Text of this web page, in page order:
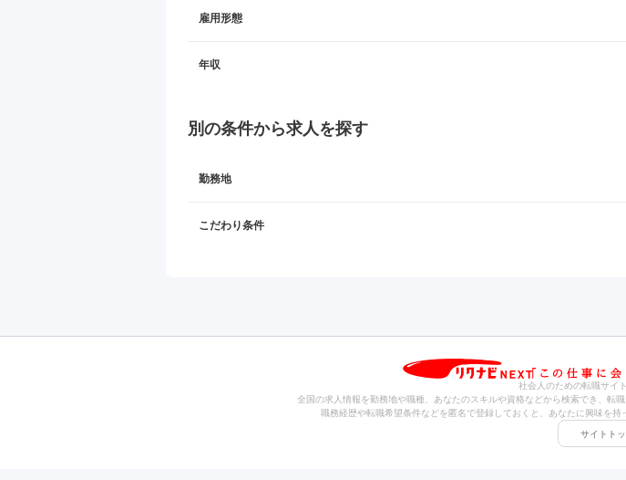
雇用形態
年収
別の条件から求人を探す
勤務地
こだわり条件
社会人のための転職サイ
全国の求人情報を勤務地や職種、あなたのスキルや資格などから検索でき、転
職務経歴や転職希望条件などを匿名で登録しておくと、あなたに興味を
サイトト